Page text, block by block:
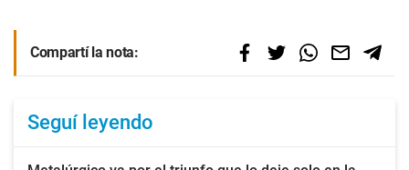
Compartí la nota:
Seguí leyendo